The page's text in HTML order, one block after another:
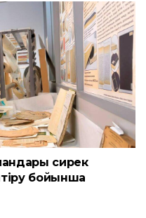
сирек
бойынша